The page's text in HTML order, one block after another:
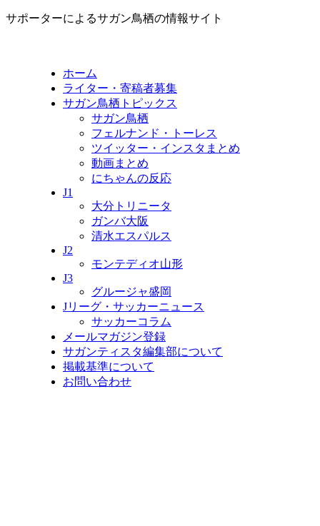
サポーターによるサガン鳥栖の情報サイト
ホーム
ライター・寄稿者募集
サガン鳥栖トピックス
サガン鳥栖
フェルナンド・トーレス
ツイッター・インスタまとめ
動画まとめ
にちゃんの反応
J1
大分トリニータ
ガンバ大阪
清水エスパルス
J2
モンテディオ山形
J3
グルージャ盛岡
Jリーグ・サッカーニュース
サッカーコラム
メールマガジン登録
サガンティスタ編集部について
掲載基準について
お問い合わせ